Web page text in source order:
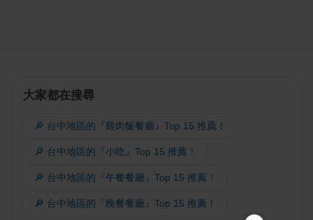
大家都在搜尋
🔎 台中地區的『雞肉飯餐廳』Top 15 推薦！
🔎 台中地區的『小吃』Top 15 推薦！
🔎 台中地區的『午餐餐廳』Top 15 推薦！
🔎 台中地區的『晚餐餐廳』Top 15 推薦！